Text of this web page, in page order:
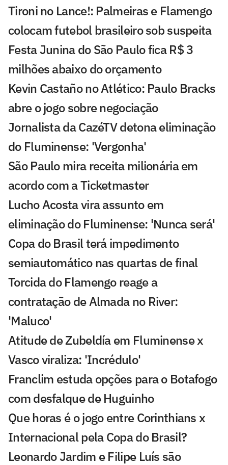
Tironi no Lance!: Palmeiras e Flamengo
colocam futebol brasileiro sob suspeita
Festa Junina do São Paulo fica R$ 3
milhões abaixo do orçamento
Kevin Castaño no Atlético: Paulo Bracks
abre o jogo sobre negociação
Jornalista da CazéTV detona eliminação
do Fluminense: 'Vergonha'
São Paulo mira receita milionária em
acordo com a Ticketmaster
Lucho Acosta vira assunto em
eliminação do Fluminense: 'Nunca será'
Copa do Brasil terá impedimento
semiautomático nas quartas de final
Torcida do Flamengo reage a
contratação de Almada no River:
'Maluco'
Atitude de Zubeldía em Fluminense x
Vasco viraliza: 'Incrédulo'
Franclim estuda opções para o Botafogo
com desfalque de Huguinho
Que horas é o jogo entre Corinthians x
Internacional pela Copa do Brasil?
Leonardo Jardim e Filipe Luís são